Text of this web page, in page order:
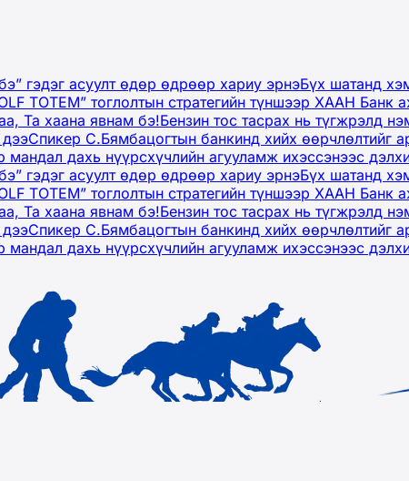
гэдэг асуулт өдөр өдрөөр хариу эрнэБүх шатанд
TOTEM” тоглолтын стратегийн түншээр ХААН Банк
Та хаана явнам бэ!Бензин тос тасрах нь түгжрэлд
Спикер С.Бямбацогтын банкинд хийх өөрчлөлтийг
дахь нүүрсхүчлийн агууламж ихэссэнээс
гэдэг асуулт өдөр өдрөөр хариу эрнэБүх шатанд
TOTEM” тоглолтын стратегийн түншээр ХААН Банк
Та хаана явнам бэ!Бензин тос тасрах нь түгжрэлд
Спикер С.Бямбацогтын банкинд хийх өөрчлөлтийг
дахь нүүрсхүчлийн агууламж ихэссэнээс